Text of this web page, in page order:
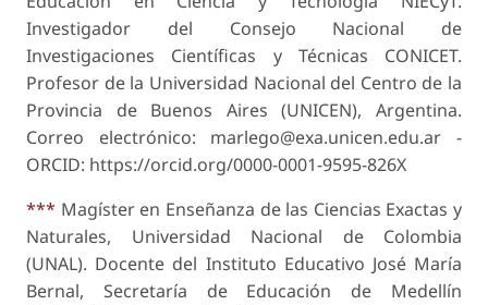
Investigador del Consejo Nacional de
Investigaciones Científicas y Técnicas CONICET.
Profesor de la Universidad Nacional del Centro de la
Provincia de Buenos Aires (UNICEN), Argentina.
Correo electrónico: marlego@exa.unicen.edu.ar -
ORCID: https://orcid.org/0000-0001-9595-826X
*** Magíster en Enseñanza de las Ciencias Exactas y
Naturales, Universidad Nacional de Colombia
(UNAL). Docente del Instituto Educativo José María
Bernal, Secretaría de Educación de Medellín